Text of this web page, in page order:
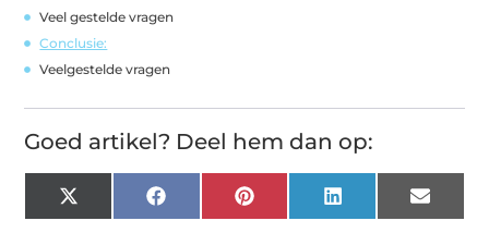
Veel gestelde vragen
Conclusie:
Veelgestelde vragen
Goed artikel? Deel hem dan op:
X
(Twitter)
FacebookPinterest LinkedIn Email